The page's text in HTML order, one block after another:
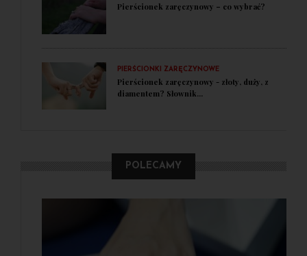
Pierścionek zaręczynowy – co wybrać?
PIERŚCIONKI ZARĘCZYNOWE
Pierścionek zaręczynowy - złoty, duży, z
diamentem? Słownik...
POLECAMY